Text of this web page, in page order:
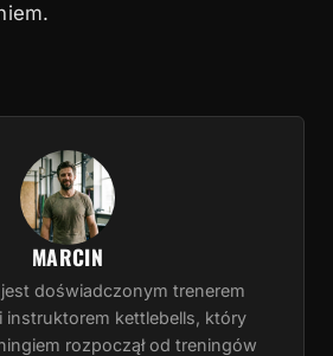
MARCIN
doświadczonym trenerem
instruktorem kettlebells, który
rozpoczął od treningów